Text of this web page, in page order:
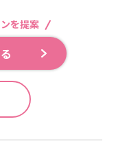
を提案